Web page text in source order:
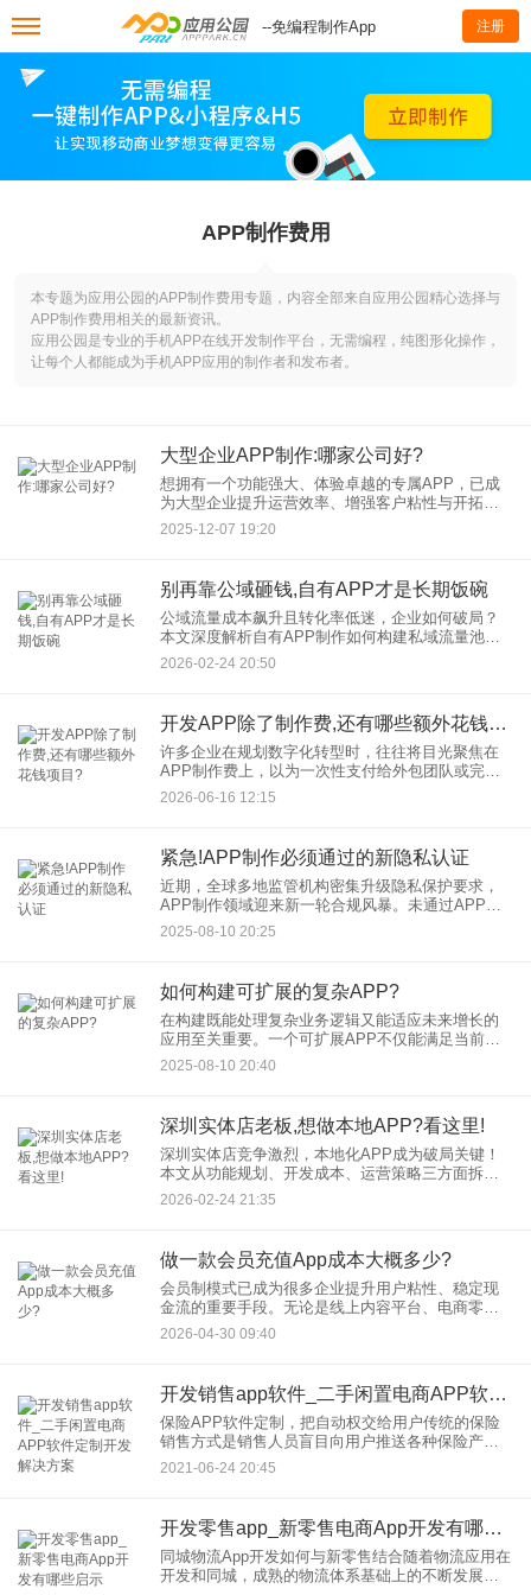
--免编程制作App 注册
APP制作费用
本专题为应用公园的APP制作费用专题，内容全部来自应用公园精心选择与
APP制作费用相关的最新资讯。
应用公园是专业的手机APP在线开发制作平台，无需编程，纯图形化操作，
让每个人都能成为手机APP应用的制作者和发布者。
大型企业APP制作:哪家公司好?
想拥有一个功能强大、体验卓越的专属APP，已成
为大型企业提升运营效率、增强客户粘性与开拓市
场的重要战略。然而，面对复杂的业务逻辑、高并
发的用户需求以及严格的安全标准，大型企业APP
2025-12-07 19:20
别再靠公域砸钱,自有APP才是长期饭碗
公域流量成本飙升且转化率低迷，企业如何破局？
本文深度解析自有APP制作如何构建私域流量池，
通过低成本复购、数据自主权、场景融合等优势，
2026-02-24 20:50
开发APP除了制作费,还有哪些额外花钱项目?
许多企业在规划数字化转型时，往往将目光聚焦在
APP制作费上，以为一次性支付给外包团队或完成
内部开发后就万事大吉。然而，开发APP只是万里
长征的第一步。就像买车不仅需要付车款，还需要
2026-06-16 12:15
紧急!APP制作必须通过的新隐私认证
近期，全球多地监管机构密集升级隐私保护要求，
APP制作领域迎来新一轮合规风暴。未通过APP新
隐私认证的应用，不仅面临巨额罚款（部分案例罚
款高达应用年收入4%），更可能被应用商店强制下
2025-08-10 20:25
如何构建可扩展的复杂APP?
在构建既能处理复杂业务逻辑又能适应未来增长的
应用至关重要。一个可扩展APP不仅能满足当前用
户需求，更能为业务爆发式增长奠定基础。那么，
复杂APP制作过程中如何实现真正的可扩展性？以
2025-08-10 20:40
深圳实体店老板,想做本地APP?看这里!
深圳实体店竞争激烈，本地化APP成为破局关键！
本文从功能规划、开发成本、运营策略三方面拆
解，结合深圳本地成功案例，教你低成本打造高转
2026-02-24 21:35
做一款会员充值App成本大概多少?
会员制模式已成为很多企业提升用户粘性、稳定现
金流的重要手段。无论是线上内容平台、电商零
售，还是线下的健身、美容行业，拥有一款专属的
会员充值App，正在成为连接用户与服务的关键入
2026-04-30 09:40
开发销售app软件_二手闲置电商APP软件定制开发解决方案
保险APP软件定制，把自动权交给用户传统的保险
销售方式是销售人员盲目向用户推送各种保险产
品，导致很多人听到保险这个词就皱眉头。然而，
这一次不同于以往。消费者除了提供高质量的产品
2021-06-24 20:45
开发零售app_新零售电商App开发有哪些启示
同城物流App开发如何与新零售结合随着物流应用在
开发和同城，成熟的物流体系基础上的不断发展，